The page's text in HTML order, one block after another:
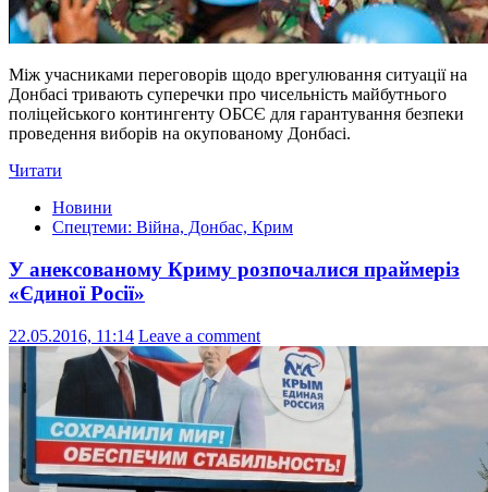
Між учасниками переговорів щодо врегулювання ситуації на
Донбасі тривають суперечки про чисельність майбутнього
поліцейського контингенту ОБСЄ для гарантування безпеки
проведення виборів на окупованому Донбасі.
Читати
Новини
Спецтеми: Війна, Донбас, Крим
У анексованому Криму розпочалися праймеріз
«Єдиної Росії»
22.05.2016, 11:14 Leave a comment